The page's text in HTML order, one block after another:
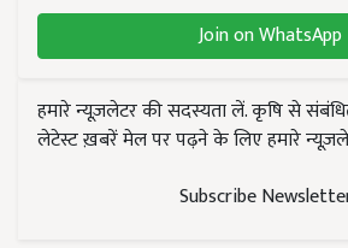
Join on WhatsApp
हमारे न्यूज़लेटर की सदस्यता लें. कृषि से
लेटेस्ट ख़बरें मेल पर पढ़ने के लिए हमारे
Subscribe